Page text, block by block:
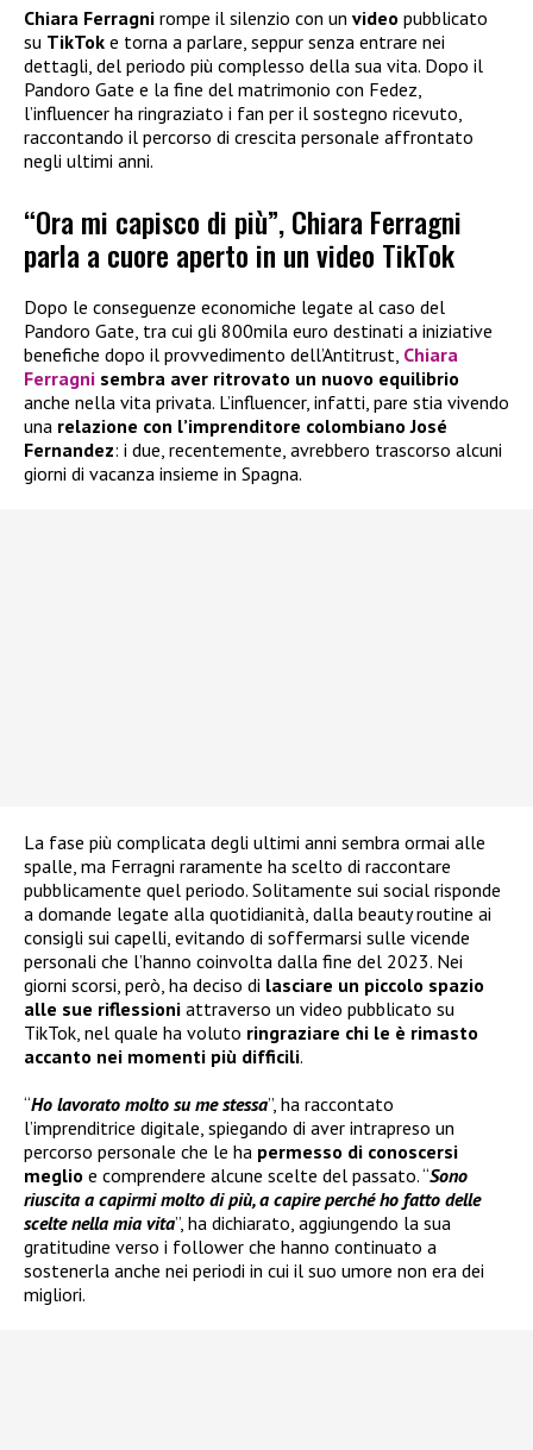
Chiara Ferragni rompe il silenzio con un video pubblicato
su TikTok e torna a parlare, seppur senza entrare nei
dettagli, del periodo più complesso della sua vita. Dopo il
Pandoro Gate e la fine del matrimonio con Fedez,
l’influencer ha ringraziato i fan per il sostegno ricevuto,
raccontando il percorso di crescita personale affrontato
negli ultimi anni.
“Ora mi capisco di più”, Chiara Ferragni
parla a cuore aperto in un video TikTok
Dopo le conseguenze economiche legate al caso del
Pandoro Gate, tra cui gli 800mila euro destinati a iniziative
benefiche dopo il provvedimento dell’Antitrust, Chiara
Ferragni sembra aver ritrovato un nuovo equilibrio
anche nella vita privata. L’influencer, infatti, pare stia vivendo
una relazione con l’imprenditore colombiano José
Fernandez: i due, recentemente, avrebbero trascorso alcuni
giorni di vacanza insieme in Spagna.
La fase più complicata degli ultimi anni sembra ormai alle
spalle, ma Ferragni raramente ha scelto di raccontare
pubblicamente quel periodo. Solitamente sui social risponde
a domande legate alla quotidianità, dalla beauty routine ai
consigli sui capelli, evitando di soffermarsi sulle vicende
personali che l’hanno coinvolta dalla fine del 2023. Nei
giorni scorsi, però, ha deciso di lasciare un piccolo spazio
alle sue riflessioni attraverso un video pubblicato su
TikTok, nel quale ha voluto ringraziare chi le è rimasto
accanto nei momenti più difficili.
“Ho lavorato molto su me stessa”, ha raccontato
l’imprenditrice digitale, spiegando di aver intrapreso un
percorso personale che le ha permesso di conoscersi
meglio e comprendere alcune scelte del passato. “Sono
riuscita a capirmi molto di più, a capire perché ho fatto delle
scelte nella mia vita”, ha dichiarato, aggiungendo la sua
gratitudine verso i follower che hanno continuato a
sostenerla anche nei periodi in cui il suo umore non era dei
migliori.